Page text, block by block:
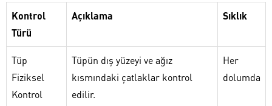
Kontrol
Türü
Açıklama Sıklık
Tüp
Fiziksel
Kontrol
Tüpün dış yüzeyi ve ağız
kısmındaki çatlaklar kontrol
edilir.
Her
dolumda